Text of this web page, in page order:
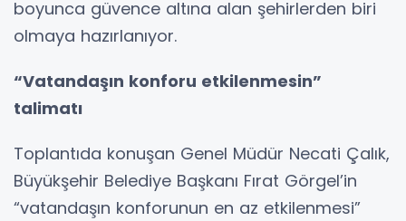
boyunca güvence altına alan şehirlerden biri
olmaya hazırlanıyor.
“Vatandaşın konforu etkilenmesin”
talimatı
Toplantıda konuşan Genel Müdür Necati Çalık,
Büyükşehir Belediye Başkanı Fırat Görgel’in
“vatandaşın konforunun en az etkilenmesi”